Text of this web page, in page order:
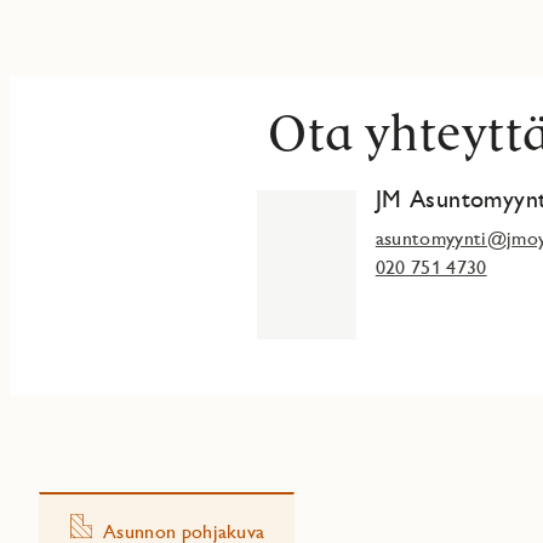
https://www.jmoy.fi/personal-details/ mukaisesti.
Asiakirjassa on lisäksi tietoja siitä, miten voit selvittää, mitä
Ota
JM
020 751 4730
Asunnon pohjakuva